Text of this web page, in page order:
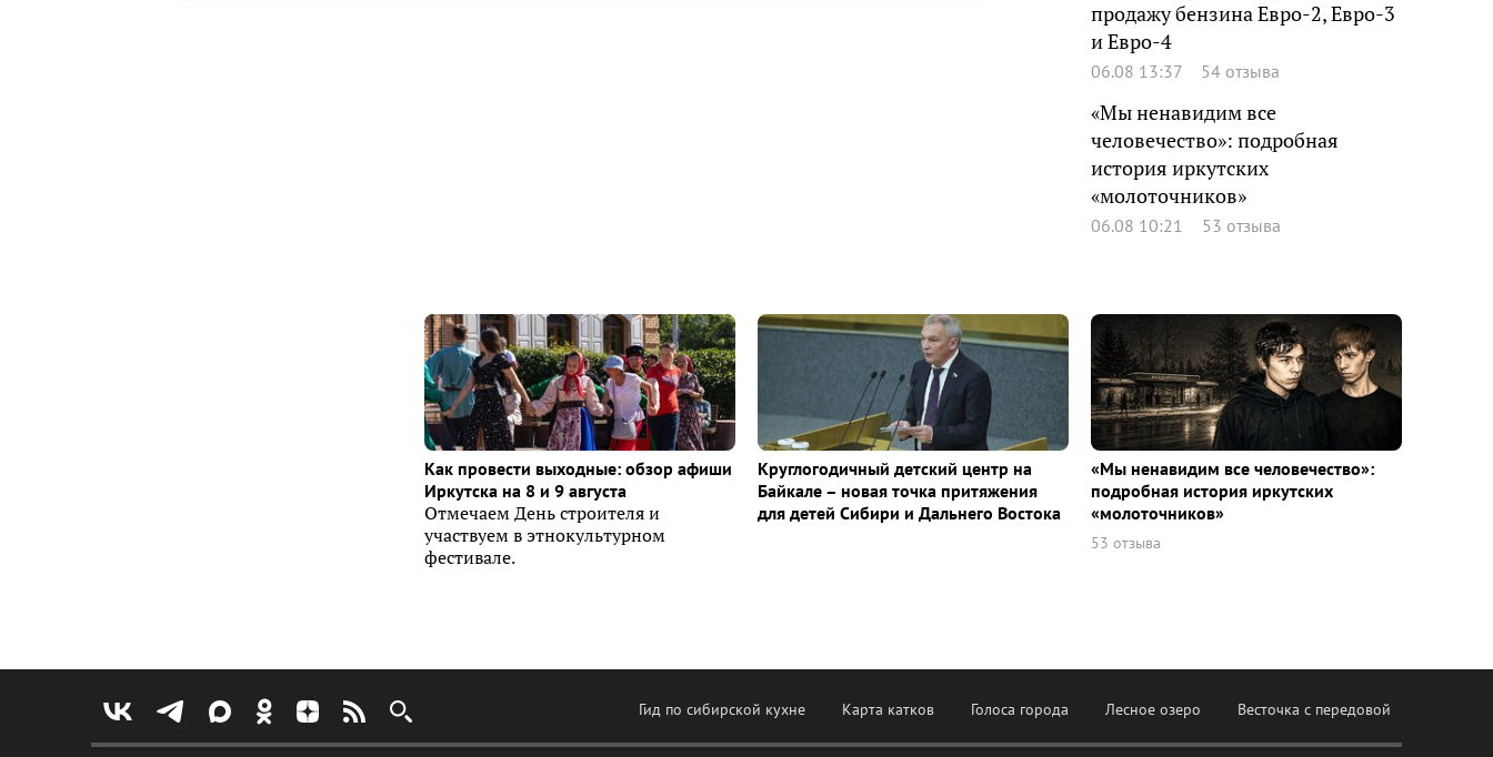
продажу бензина Евро-2, Евро-3
и Евро-4
06.08 13:37 54 отзыва
«Мы ненавидим все
человечество»: подробная
история иркутских
«молоточников»
06.08 10:21 53 отзыва
Как провести выходные: обзор афиши
Иркутска на 8 и 9 августа
Отмечаем День строителя и
участвуем в этнокультурном
фестивале.
Круглогодичный детский центр на
Байкале – новая точка притяжения
для детей Сибири и Дальнего Востока
«Мы ненавидим все человечество»:
подробная история иркутских
«молоточников»
53 отзыва
Гид по сибирской кухне Карта катков Голоса города Лесное озеро Весточка с передовой